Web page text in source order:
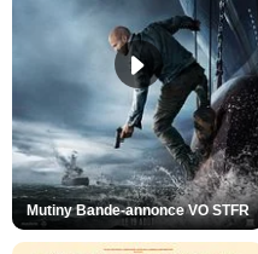
Mutiny Bande-annonce VO STFR